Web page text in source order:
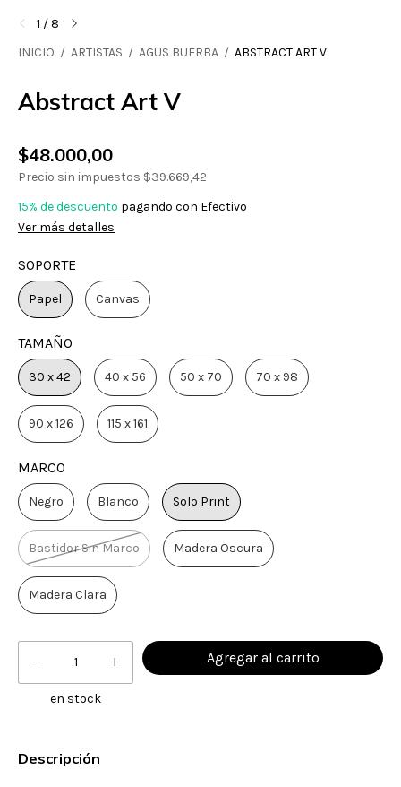
1 /8
INICIO / ARTISTAS / AGUS BUERBA / ABSTRACT ART V
Abstract Art V
$48.000,00
Precio sin impuestos $39.669,42
15% de descuento pagando con Efectivo
Ver más detalles
SOPORTE
Papel Canvas
TAMAÑO
30 x 42 40 x 56 50 x 70 70 x 98
90 x 126 115 x 161
MARCO
Negro Blanco Solo Print
Bastidor Sin Marco Madera Oscura
Madera Clara
en stock
Descripción